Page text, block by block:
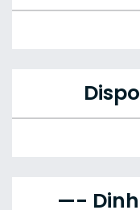
—-